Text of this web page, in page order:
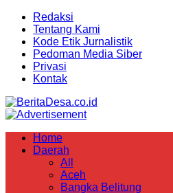
Redaksi
Tentang Kami
Kode Etik Jurnalistik
Pedoman Media Siber
Privasi
Kontak
Home
Daerah
All
Aceh
Bangka Belitung